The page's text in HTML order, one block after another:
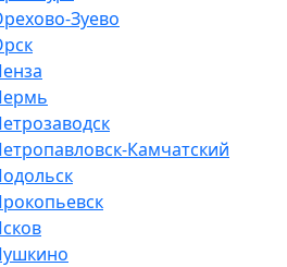
Зуево
Камчатский